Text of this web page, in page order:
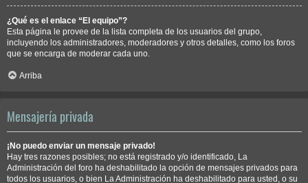
¿Qué es el enlace “El equipo”?
Esta página le provee de la lista completa de los usuarios del grupo,
incluyendo los administradores, moderadores y otros detalles, como los foros
que se encarga de moderar cada uno.
Arriba
Mensajería privada
¡No puedo enviar un mensaje privado!
Hay tres razones posibles; no está registrado y/o identificado, La
Administración del foro ha deshabilitado la opción de mensajes privados para
todos los usuarios, o bien La Administración ha deshabilitado para usted, o su